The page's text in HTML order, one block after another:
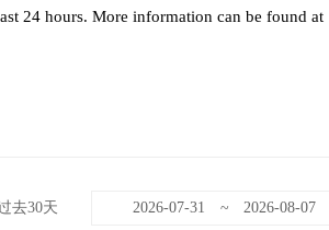
24 hours. More information can be found at
~
去30天